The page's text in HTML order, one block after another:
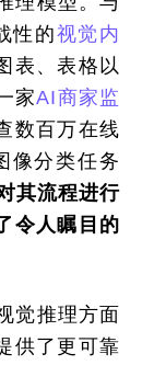
性的视觉内
表、表格以
家AI商家 监
数百万在线
像分类任务
其流程进行
令人瞩目的
觉推理方面
供了更可靠